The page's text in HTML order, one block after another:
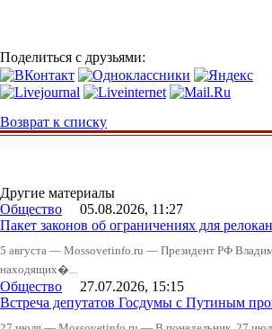
Поделиться с друзьями:
Возврат к списку
Другие материалы
Общество 05.08.2026, 11:27
Пакет законов об ограничениях для
5 августа — Mossovetinfo.ru — Президент РФ
находящих�...
Общество 27.07.2026, 15:15
Встреча депутатов Госдумы с Путиным